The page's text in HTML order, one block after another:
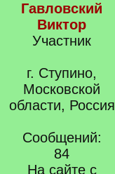
Гавловский
Виктор
Участник
г. Ступино,
Московской
области, Россия
Сообщений:
84
На сайте с